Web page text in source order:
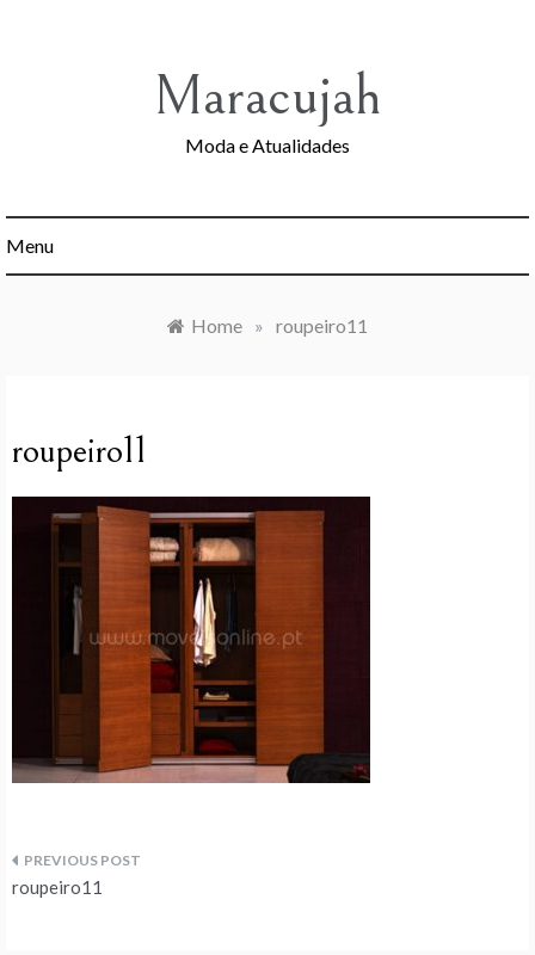
Maracujah
Moda e Atualidades
Menu
Home » roupeiro11
roupeiro11
Navegação
roupeiro11